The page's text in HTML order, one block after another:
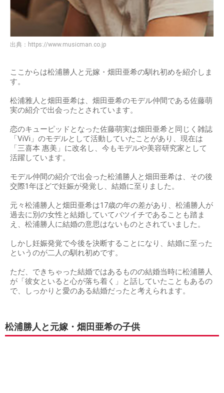
出典： https://www.musicman.co.jp
ここからは松浦勝人と元嫁・畑田亜希の馴れ初めを紹介しま
す。
松浦雅人と畑田亜希は、畑田亜希のモデル仲間である佐藤萌
実の紹介で出会ったとされています。
恋のキューピッドとなった佐藤萌実は畑田亜希と同じく雑誌
「ViVi」のモデルとして活動していたことがあり、現在は
「三喜本 惠美」に改名し、今もモデルや美容研究家として
活躍しています。
モデル仲間の紹介で出会った松浦勝人と畑田亜希は、その後
交際1年ほどで妊娠が発覚し、結婚に至りました。
元々松浦勝人と畑田亜希は17歳の年の差があり、松浦勝人が
過去に別の女性と結婚していてバツイチであることも踏ま
え、松浦勝人に結婚の意思はないものとされていました。
しかし妊娠発覚で今後を決断することになり、結婚に至った
というのが二人の馴れ初めです。
ただ、できちゃった結婚ではあるものの結婚当時に松浦勝人
が「彼女といると心が落ち着く」と話していたこともあるの
で、しっかりと愛のある結婚だったと考えられます。
松浦勝人と元嫁・畑田亜希の子供